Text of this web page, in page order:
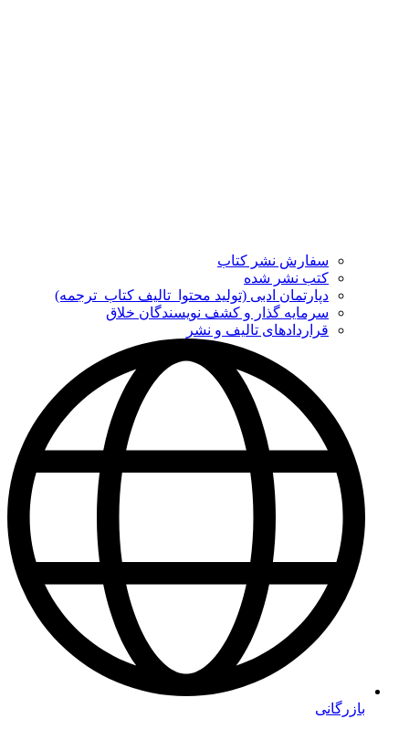
سفارش نشر کتاب
کتب نشر شده
دپارتمان ادبی (تولید محتوا_تالیف کتاب_ترجمه)
سرمایه گذار و کشف نویسندگان خلاق
قراردادهای تالیف و نشر
بازرگانی